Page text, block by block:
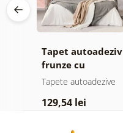
Tapet autoadeziv
frunze cu
atingere
Tapete autoadezive
129,54 lei